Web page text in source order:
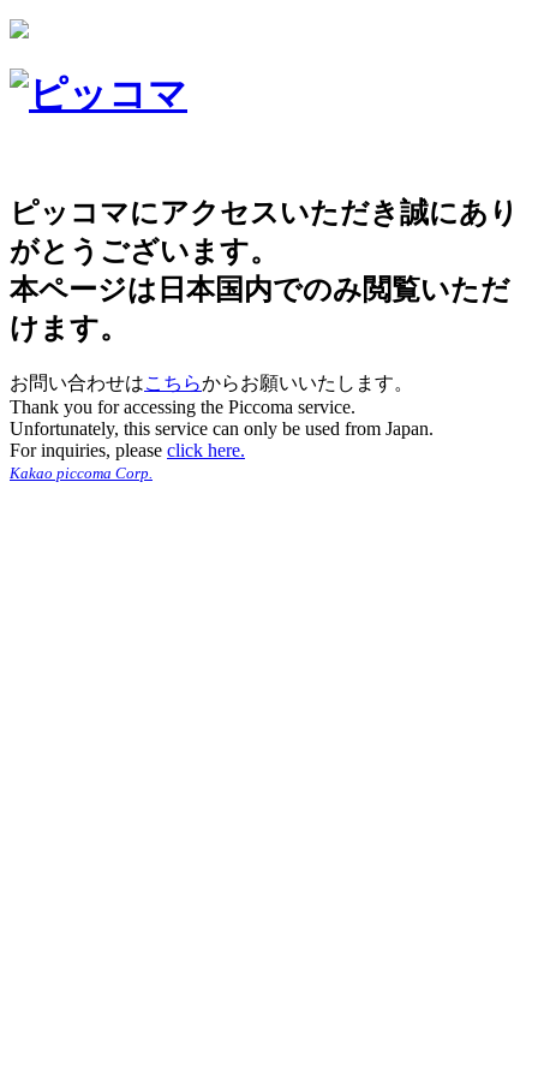
ピッコマにアクセスいただき誠にあり
がとうございます。
本ページは日本国内でのみ閲覧いただ
けます。
お問い合わせはこちらからお願いいたします。
Thank you for accessing the Piccoma service.
Unfortunately, this service can only be used from Japan.
For inquiries, please click here.
Kakao piccoma Corp.